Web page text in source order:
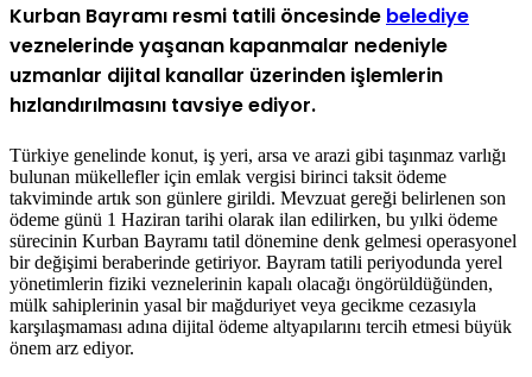
Kurban Bayramı resmi tatili öncesinde belediye
veznelerinde yaşanan kapanmalar nedeniyle
uzmanlar dijital kanallar üzerinden işlemlerin
hızlandırılmasını tavsiye ediyor.
Türkiye genelinde konut, iş yeri, arsa ve arazi gibi taşınmaz varlığı
bulunan mükellefler için emlak vergisi birinci taksit ödeme
takviminde artık son günlere girildi. Mevzuat gereği belirlenen son
ödeme günü 1 Haziran tarihi olarak ilan edilirken, bu yılki ödeme
sürecinin Kurban Bayramı tatil dönemine denk gelmesi operasyonel
bir değişimi beraberinde getiriyor. Bayram tatili periyodunda yerel
yönetimlerin fiziki veznelerinin kapalı olacağı öngörüldüğünden,
mülk sahiplerinin yasal bir mağduriyet veya gecikme cezasıyla
karşılaşmaması adına dijital ödeme altyapılarını tercih etmesi büyük
önem arz ediyor.